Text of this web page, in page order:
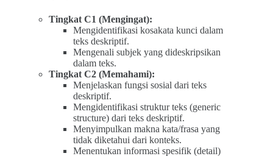
Tingkat C1 (Mengingat):
Mengidentifikasi kosakata kunci dalam
teks deskriptif.
Mengenali subjek yang dideskripsikan
dalam teks.
Tingkat C2 (Memahami):
Menjelaskan fungsi sosial dari teks
deskriptif.
Mengidentifikasi struktur teks (generic
structure) dari teks deskriptif.
Menyimpulkan makna kata/frasa yang
tidak diketahui dari konteks.
Menentukan informasi spesifik (detail)